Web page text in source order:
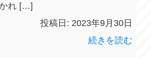
れ […]
投稿日: 2023年9月30日
続きを読む